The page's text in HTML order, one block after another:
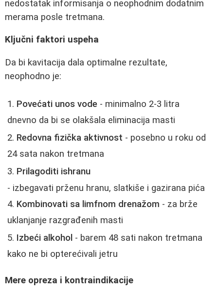
nedostatak informisanja o neophodnim dodatnim
merama posle tretmana.
Ključni faktori uspeha
Da bi kavitacija dala optimalne rezultate,
neophodno je:
Povećati unos vode - minimalno 2-3 litra
dnevno da bi se olakšala eliminacija masti
Redovna fizička aktivnost - posebno u roku od
24 sata nakon tretmana
Prilagoditi ishranu
- izbegavati prženu hranu, slatkiše i gazirana pića
Kombinovati sa limfnom drenažom - za brže
uklanjanje razgrađenih masti
Izbeći alkohol - barem 48 sati nakon tretmana
kako ne bi opterećivali jetru
Mere opreza i kontraindikacije